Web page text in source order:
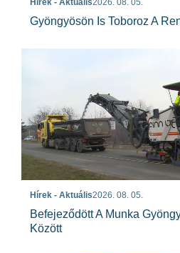
Hírek - Aktuális2026. 08. 05.
Gyöngyösön Is Toboroz A
Hírek - Aktuális2026. 08. 05.
Befejeződött A Munka
Között